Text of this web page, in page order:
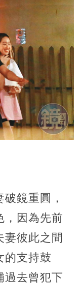
鏡重圓，
，因為先前
妻彼此之間
的支持鼓
過去曾犯下